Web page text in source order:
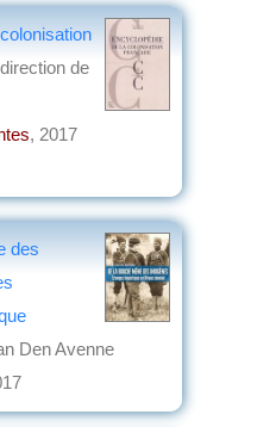
de
, 2017
des
Den Avenne